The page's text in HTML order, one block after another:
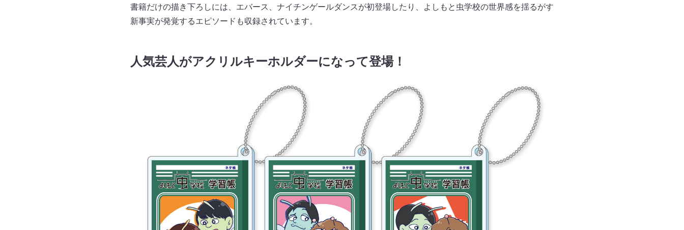
書籍だけの描き下ろしには、エバース、ナイチンゲールダンスが初登場したり、よしもと虫学校の世界感を揺るがす
新事実が発覚するエピソードも収録されています。
人気芸人がアクリルキーホルダーになって登場！